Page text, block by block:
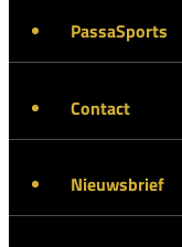
PassaSports
Contact
Nieuwsbrief